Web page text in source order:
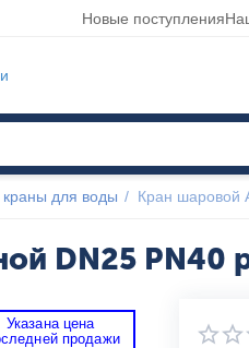
Новые поступления
для воды / Кран шаровой
DN25 PN40
Указана цена
продажи